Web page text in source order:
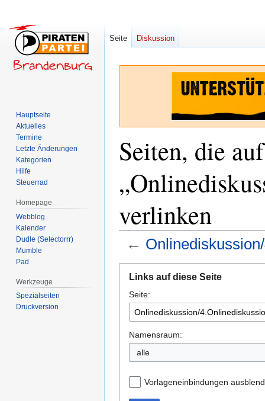
Seiten, die auf
verlinken
←
Navigation
springen
Suche
springen
Links auf diese Seite
Seite:
Namensraum:
alle
Vorlageneinbindungen
Seite Diskussion
Hauptseite
Aktuelles
Termine
Letzte Änderungen
Kategorien
Hilfe
Steuerrad
Homepage
Webblog
Kalender
Dudle (Selectorrr)
Mumble
Pad
Werkzeuge
Spezialseiten
Druckversion